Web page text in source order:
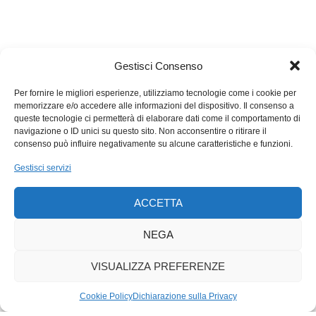
Gestisci Consenso
Per fornire le migliori esperienze, utilizziamo tecnologie come i cookie per
memorizzare e/o accedere alle informazioni del dispositivo. Il consenso a
queste tecnologie ci permetterà di elaborare dati come il comportamento di
navigazione o ID unici su questo sito. Non acconsentire o ritirare il
consenso può influire negativamente su alcune caratteristiche e funzioni.
Gestisci servizi
ACCETTA
NEGA
VISUALIZZA PREFERENZE
Cookie PolicyDichiarazione sulla Privacy
per quanto riguarda le produzioni Nintendo.
gioco, semplice nel gameplay con solo la componente di
combattimento a diventare un po’ tediosa a lungo andare. Non
siamo di fronte ad un capolavoro ma piuttosto ad un gioco
onesto e simpatico per questa fine estate 2020.